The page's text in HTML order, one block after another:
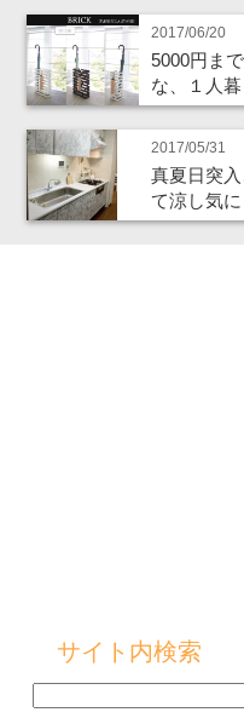
2017/06/20
5000円ま
な、１人
2017/05/31
真夏日突
て涼し気に
サイト内検索